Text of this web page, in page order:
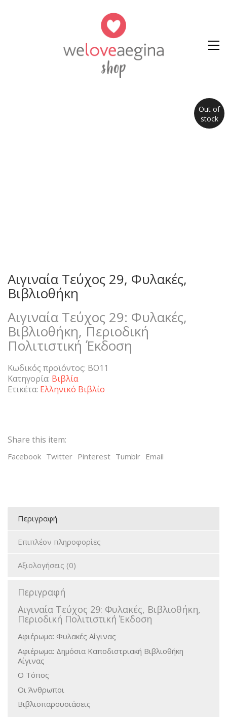
Out of
stock
Αιγιναία Τεύχος 29, Φυλακές,
Βιβλιοθήκη
Αιγιναία Τεύχος 29: Φυλακές,
Βιβλιοθήκη, Περιοδική
Πολιτιστική Έκδοση
Κωδικός προϊόντος: ΒΟ11
Κατηγορία: Βιβλία
Ετικέτα: Ελληνικό Βιβλίο
Share this item:
Facebook Twitter Pinterest Tumblr Email
Περιγραφή
Επιπλέον πληροφορίες
Αξιολογήσεις (0)
Περιγραφή
Αιγιναία Τεύχος 29: Φυλακές, Βιβλιοθήκη,
Περιοδική Πολιτιστική Έκδοση
Αφιέρωμα: Φυλακές Αίγινας
Αφιέρωμα: Δημόσια Καποδιστριακή Βιβλιοθήκη
Αίγινας
Ο Τόπος
Οι Άνθρωποι
Βιβλιοπαρουσιάσεις